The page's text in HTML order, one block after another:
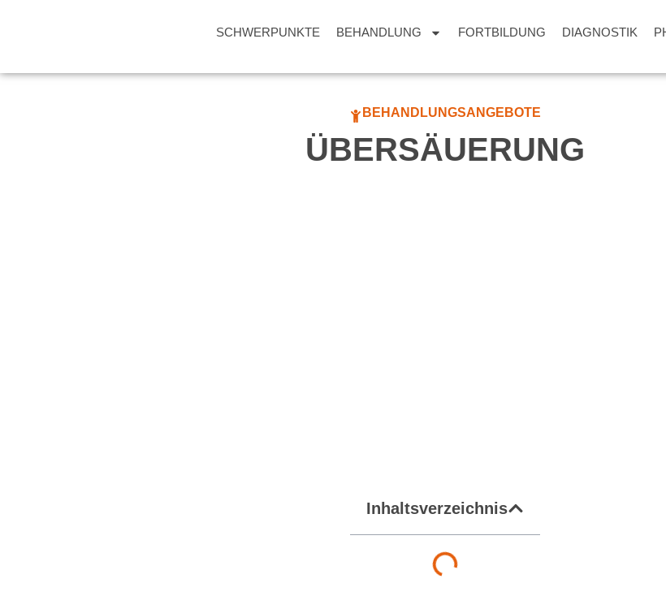
SCHWERPUNKTE BEHANDLUNG FORTBILDUNG DIAGNOSTIK
BEHANDLUNGSANGEBOTE
ÜBERSÄUERUNG
Inhaltsverzeichnis